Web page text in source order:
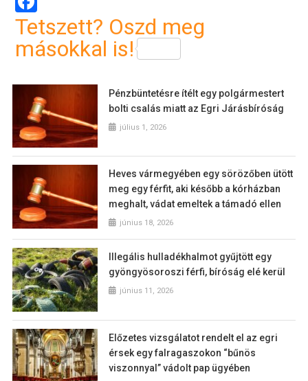
Tetszett? Oszd meg
másokkal is!
Pénzbüntetésre ítélt egy polgármestert
bolti csalás miatt az Egri Járásbíróság
július 1, 2026
Heves vármegyében egy sörözőben ütött
meg egy férfit, aki később a kórházban
meghalt, vádat emeltek a támadó ellen
június 18, 2026
Illegális hulladékhalmot gyűjtött egy
gyöngyösoroszi férfi, bíróság elé kerül
június 11, 2026
Előzetes vizsgálatot rendelt el az egri
érsek egy falragaszokon “bűnös
viszonnyal” vádolt pap ügyében